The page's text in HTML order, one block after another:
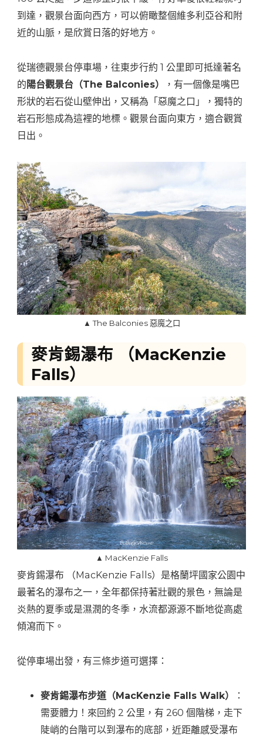
到達，觀景台面向西方，可以俯瞰整個維多利亞谷和附
近的山脈，是欣賞日落的好地方。
從瑞德觀景台停車場，往東步行約 1 公里即可抵達著名
的 陽台觀景台（The Balconies）
，有一個像是嘴巴
形狀的岩石從山壁伸出，又稱為「惡魔之口」，獨特的
岩石形態成為這裡的地標。觀景台面向東方，適合觀賞
日出。
▲ The Balconies 惡魔之口
麥肯錫瀑布 （MacKenzie
Falls）
▲ MacKenzie Falls
麥肯錫瀑布 （MacKenzie Falls）是格蘭坪國家公園中
最著名的瀑布之一，全年都保持著壯觀的景色，無論是
炎熱的夏季或是濕潤的冬季，水流都源源不斷地從高處
傾瀉而下。
從停車場出發，有三條步道可選擇：
麥肯錫瀑布步道（MacKenzie Falls Walk）
：
需要體力！來回約 2 公里，有 260 個階梯，走下
陡峭的台階可以到瀑布的底部，近距離感受瀑布